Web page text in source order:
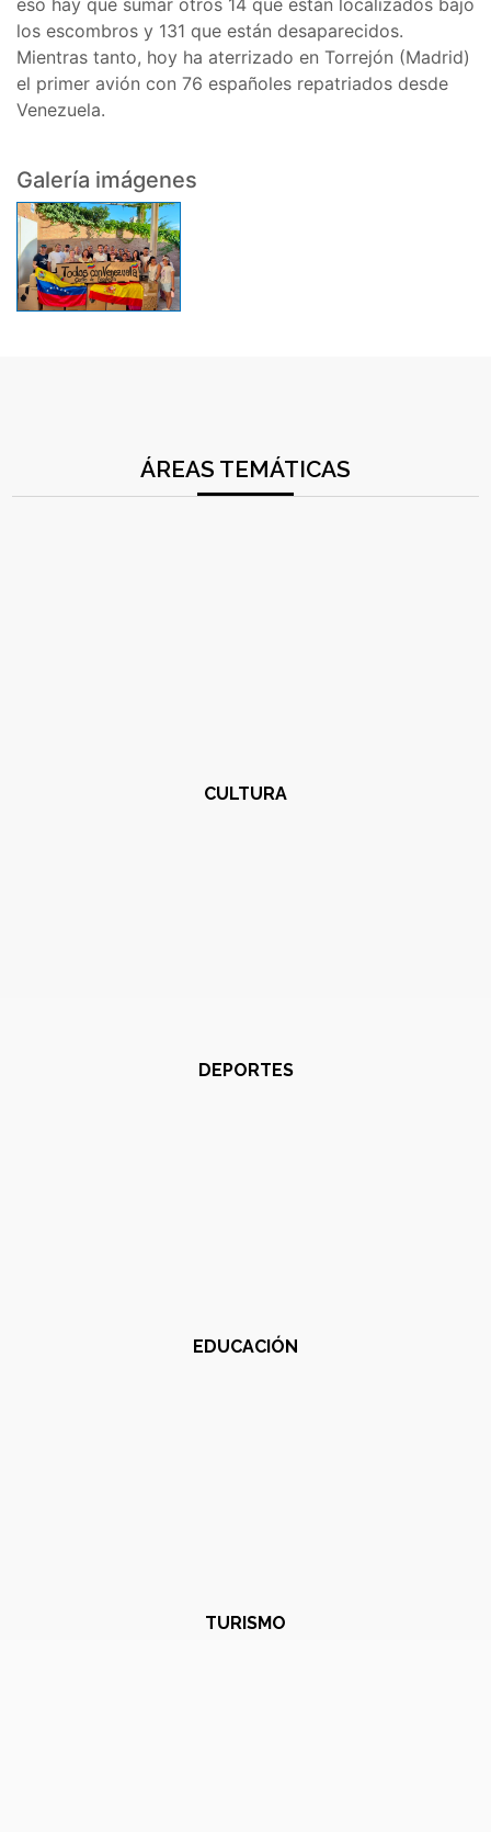
eso hay que sumar otros 14 que están localizados bajo
los escombros y 131 que están desaparecidos.
Mientras tanto, hoy ha aterrizado en Torrejón (Madrid)
el primer avión con 76 españoles repatriados desde
Venezuela.
Galería imágenes
ÁREAS TEMÁTICAS
CULTURA
DEPORTES
EDUCACIÓN
TURISMO